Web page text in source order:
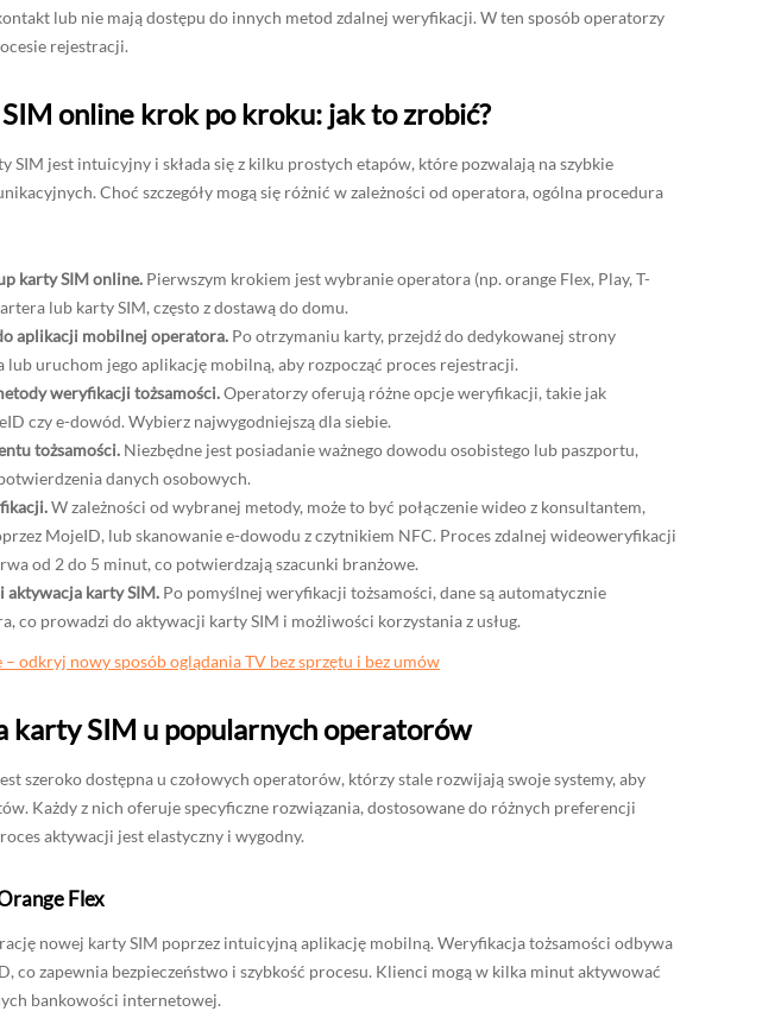
lub nie mają dostępu do innych metod zdalnej weryfikacji. W ten sposób operatorzy
rejestracji.
online krok po kroku: jak to zrobić?
SIM jest intuicyjny i składa się z kilku prostych etapów, które pozwalają na szybkie
Choć szczegóły mogą się różnić w zależności od operatora, ogólna procedura
karty SIM online. Pierwszym krokiem jest wybranie operatora (np. orange Flex, Play, T-
lub karty SIM, często z dostawą do domu.
aplikacji mobilnej operatora. Po otrzymaniu karty, przejdź do dedykowanej strony
uruchom jego aplikację mobilną, aby rozpocząć proces rejestracji.
weryfikacji tożsamości.Operatorzy oferują różne opcje weryfikacji, takie jak
czy e-dowód. Wybierz najwygodniejszą dla siebie.
tożsamości. Niezbędne jest posiadanie ważnego dowodu osobistego lub paszportu,
danych osobowych.
W zależności od wybranej metody, może to być połączenie wideo z konsultantem,
MojeID, lub skanowanie e-dowodu z czytnikiem NFC. Proces zdalnej wideoweryfikacji
od 2 do 5 minut, co potwierdzają szacunki branżowe.
aktywacja karty SIM. Po pomyślnej weryfikacji tożsamości, dane są automatycznie
co prowadzi do aktywacji karty SIM i możliwości korzystania z usług.
odkryj nowy sposób oglądania TV bez sprzętu i bez umów
karty SIM u popularnych operatorów
szeroko dostępna u czołowych operatorów, którzy stale rozwijają swoje systemy, aby
Każdy z nich oferuje specyficzne rozwiązania, dostosowane do różnych preferencji
aktywacji jest elastyczny i wygodny.
Flex
nowej karty SIM poprzez intuicyjną aplikację mobilną. Weryfikacja tożsamości odbywa
co zapewnia bezpieczeństwo i szybkość procesu. Klienci mogą w kilka minut aktywować
bankowości internetowej.